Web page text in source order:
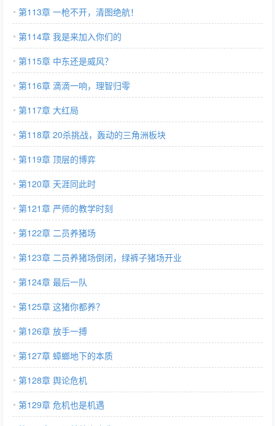
第113章 一枪不开，清图绝航！
第114章 我是来加入你们的
第115章 中东还是威风？
第116章 滴滴一响，理智归零
第117章 大红局
第118章 20杀挑战，轰动的三角洲板块
第119章 顶层的博弈
第120章 天涯同此时
第121章 严师的教学时刻
第122章 二员养猪场
第123章 二员养猪场倒闭，绿裤子猪场开业
第124章 最后一队
第125章 这猪你都养？
第126章 放手一搏
第127章 蟑螂地下的本质
第128章 舆论危机
第129章 危机也是机遇